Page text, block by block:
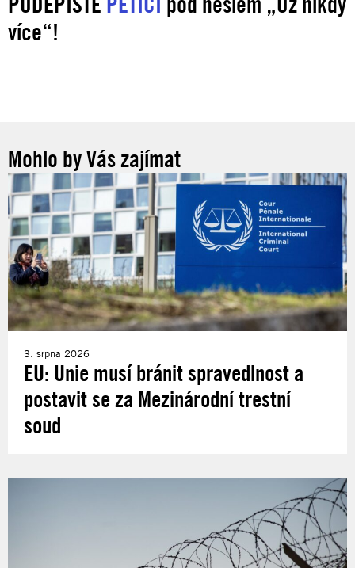
více“!
Mohlo by Vás zajímat
3. srpna 2026
EU: Unie musí bránit spravedlnost a
postavit se za Mezinárodní trestní
soud